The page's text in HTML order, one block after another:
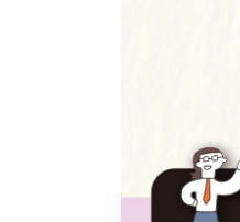
다가구주택, 다
다가구주택,
다세대주택→